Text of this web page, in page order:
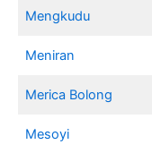
Mengkudu
Meniran
Merica Bolong
Mesoyi